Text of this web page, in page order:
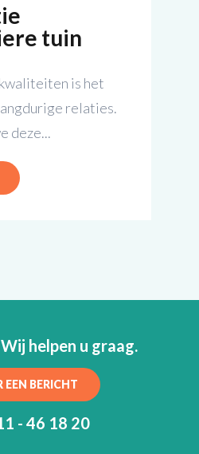
tuin
is het
relaties.
deze...
helpen u graag.
EEN BERICHT
- 46 18 20